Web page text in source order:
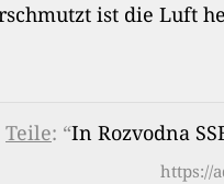
ist die Luft
Teile: “In Rozvodna
https://